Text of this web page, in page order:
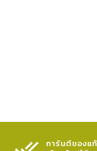
การันตีของแท้